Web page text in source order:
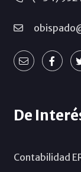
De
Contabilidad